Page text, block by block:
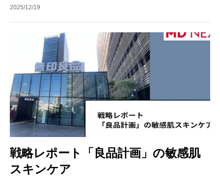
2025/12/19
戦略レポート「良品計画」の敏感肌
スキンケア